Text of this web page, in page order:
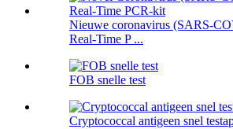
Nieuwe coronavirus (SARS-
Real-Time P ...
FOB snelle test
Cryptococcal antigeen snel